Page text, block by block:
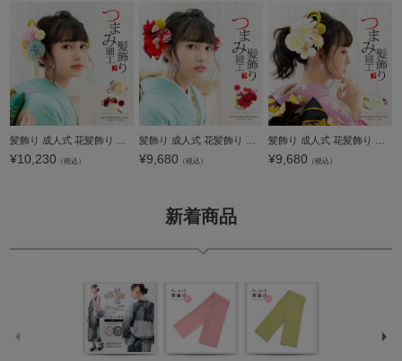
¥10,230 （税込） ¥9,680 （税込） ¥9,680 （税込）
新着商品